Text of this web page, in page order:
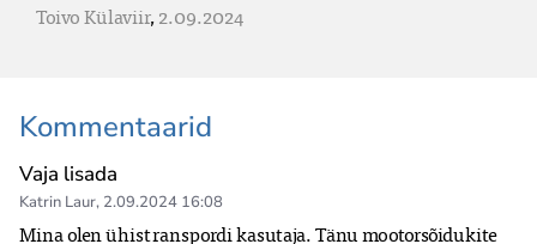
Toivo Külaviir,2.09.2024
Kommentaarid
Vaja lisada
Katrin Laur, 2.09.2024 16:08
Mina olen ühistranspordi kasutaja. Tänu mootorsõidukite